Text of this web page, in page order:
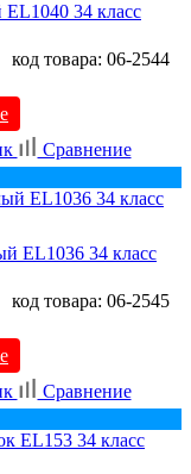
34 класс
код товара: 06-2544
Сравнение
EL1036 34 класс
код товара: 06-2545
Сравнение